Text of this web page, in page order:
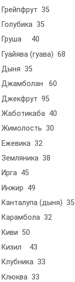
Грейпфрут 35
Голубика 35
Груша 40
Гуайява (гуава) 68
Дыня 35
Джамболан 60
Джекфрут 95
Жаботикаба 40
Жимолость 30
Ежевика 32
Земляника 38
Ирга 45
Инжир 49
Канталупа (дыня) 35
Карамбола 32
Киви 50
Кизил 43
Клубника 33
Клюква 33